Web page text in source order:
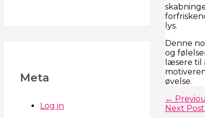
Meta
Log in
lys.
Denne
og
læsere til
øvelse.
←
Next Post